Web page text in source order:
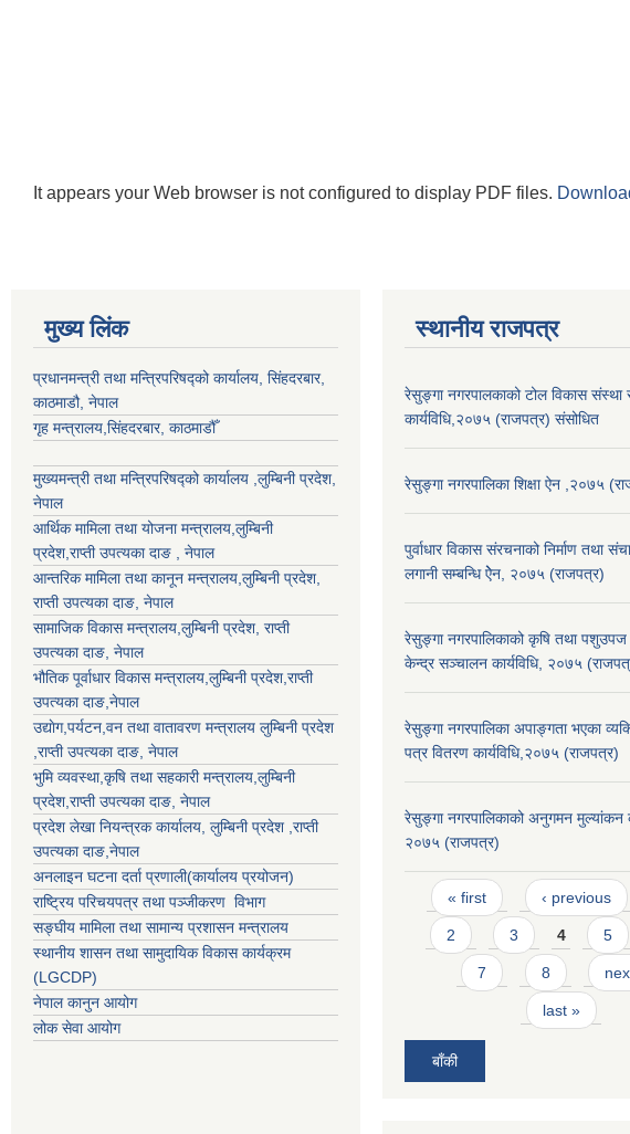
It appears your Web browser is not configured to display PDF files.
मुख्य लिंक
प्रधानमन्त्री तथा मन्त्रिपरिषद्को कार्यालय, सिंहदरबार,
काठमाडौ, नेपाल
गृह मन्त्रालय,सिंहदरबार, काठमाडौँ
मुख्यमन्त्री तथा मन्त्रिपरिषद्को कार्यालय ,लुम्बिनी प्रदेश,
नेपाल
आर्थिक मामिला तथा योजना मन्त्रालय, लुम्बिनी
प्रदेश ,राप्ती उपत्यका दाङ , नेपाल
आन्तरिक मामिला तथा कानून मन्त्रालय, लुम्बिनी प्रदेश
राप्ती उपत्यका दाङ , नेपाल
सामाजिक विकास मन्त्रालय, लुम्बिनी प्रदेश राप्ती
उपत्यका दाङ , नेपाल
भौतिक पूर्वाधार विकास मन्त्रालय, लुम्बिनी प्रदेश राप्ती
उपत्यका दाङ ,नेपाल
उद्याेग,पर्यटन,वन तथा वातावरण मन्त्रालय लुम्बिनी प्रदेश
राप्ती उपत्यका दाङ , नेपाल
भुमि व्यवस्था,कृषि तथा सहकारी मन्त्रालय, लुम्बिनी
प्रदेश राप्ती उपत्यका दाङ , नेपाल
प्रदेश लेखा नियन्त्रक कार्यालय, लुम्बिनी प्रदेश राप्ती
उपत्यका दाङ ,नेपाल
अनलाइन घटना दर्ता प्रणाली(कार्यालय प्रयोजन)
राष्ट्रिय परिचयपत्र तथा पञ्जीकरण विभाग
सङ्घीय मामिला तथा सामान्य प्रशासन मन्त्रालय
स्थानीय शासन तथा सामुदायिक विकास कार्यक्रम
(LGCDP)
नेपाल कानुन आयोग
लोक सेवा आयोग
स्थानीय राजपत्र
रेसुङ्गा नगरपालकाको टोल विकास संस्था
कार्यविधि,२०७५ (राजपत्र) संसोधित
रेसुङ्गा नगरपालिका शिक्षा ऐन ,२०७५
पुर्वाधार विकास संरचनाको निर्माण तथा
लगानी सम्बन्धि ऐेन, २०७५ (राजपत्र)
रेसुङ्गा नगरपालिकाको कृषि तथा
केन्द्र सञ्चालन कार्यविधि, २०७५
रेसुङ्गा नगरपालिका अपाङ्गता भएका
पत्र वितरण कार्यविधि,२०७५ (राजपत्र)
रेसुङ्गा नगरपालिकाको अनुगमन मुल्यांकन
२०७५ (राजपत्र)
Pages
« first ‹ previous
2 3 4 5
7 8
last »
बाँकी